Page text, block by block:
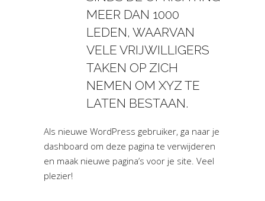
MEER DAN 1000
LEDEN, WAARVAN
VELE VRIJWILLIGERS
TAKEN OP ZICH
NEMEN OM XYZ TE
LATEN BESTAAN.
Als nieuwe WordPress gebruiker, ga naar je
dashboard om deze pagina te verwijderen
en maak nieuwe pagina’s voor je site. Veel
plezier!